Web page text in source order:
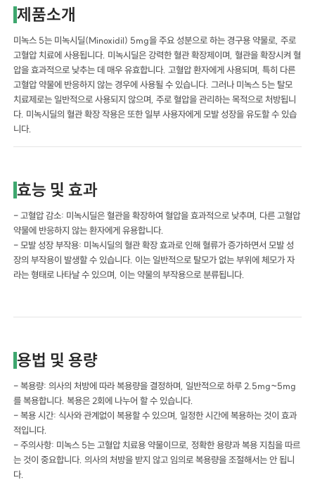
제품소개
미녹스 5는 미녹시딜(Minoxidil) 5mg을 주요 성분으로 하는 경구용 약물로, 주로
고혈압 치료에 사용됩니다. 미녹시딜은 강력한 혈관 확장제이며, 혈관을 확장시켜 혈
압을 효과적으로 낮추는 데 매우 유효합니다. 고혈압 환자에게 사용되며, 특히 다른
고혈압 약물에 반응하지 않는 경우에 사용될 수 있습니다. 그러나 미녹스 5는 탈모
치료제로는 일반적으로 사용되지 않으며, 주로 혈압을 관리하는 목적으로 처방됩니
다. 미녹시딜의 혈관 확장 작용은 또한 일부 사용자에게 모발 성장을 유도할 수 있습
니다.
효능 및 효과
- 고혈압 감소: 미녹시딜은 혈관을 확장하여 혈압을 효과적으로 낮추며, 다른 고혈압
약물에 반응하지 않는 환자에게 유용합니다.
- 모발 성장 부작용: 미녹시딜의 혈관 확장 효과로 인해 혈류가 증가하면서 모발 성
장의 부작용이 발생할 수 있습니다. 이는 일반적으로 탈모가 없는 부위에 체모가 자
라는 형태로 나타날 수 있으며, 이는 약물의 부작용으로 분류됩니다.
용법 및 용량
- 복용량: 의사의 처방에 따라 복용량을 결정하며, 일반적으로 하루 2.5mg~5mg
를 복용합니다. 복용은 2회에 나누어 할 수 있습니다.
- 복용 시간: 식사와 관계없이 복용할 수 있으며, 일정한 시간에 복용하는 것이 효과
적입니다.
- 주의사항: 미녹스 5는 고혈압 치료용 약물이므로, 정확한 용량과 복용 지침을 따르
는 것이 중요합니다. 의사의 처방을 받지 않고 임의로 복용량을 조절해서는 안 됩니
다.